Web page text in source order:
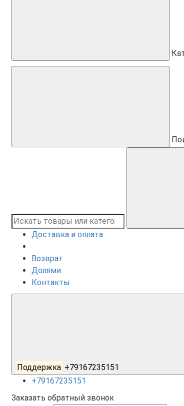
Доставка и оплата
Возврат
Долями
Контакты
Поддержка +79167235151
+79167235151
Заказать обратный звонок